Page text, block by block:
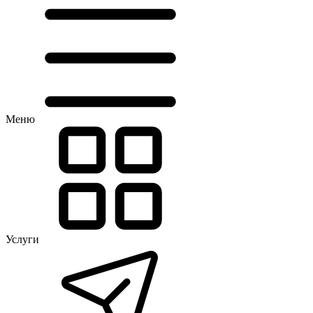
Меню
Услуги